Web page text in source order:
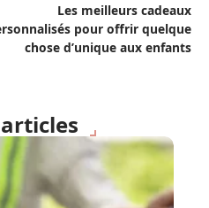
Les meilleurs cadeaux
pour offrir quelque
chose d’unique aux enfants